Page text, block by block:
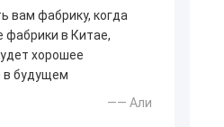
вам фабрику, когда
фабрики в Китае,
хорошее
в будущем
—— Али